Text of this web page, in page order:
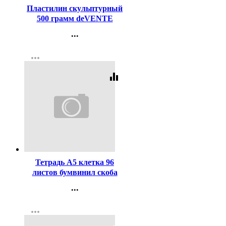
Пластилин скульптурный
500 грамм deVENTE
8042906
...
Регистрация
more_horiz
equalizer
Тетрадь А5 клетка 96
листов бумвинил скоба
...
Регистрация
more_horiz